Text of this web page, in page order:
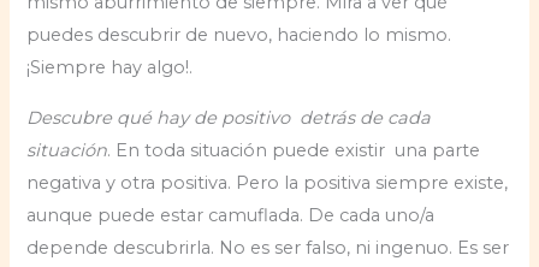
puedes descubrir de nuevo, haciendo lo mismo.
¡Siempre hay algo!.
Descubre qué hay de positivo detrás de cada
situación. En toda situación puede existir una parte
negativa y otra positiva. Pero la positiva siempre existe,
aunque puede estar camuflada. De cada uno/a
depende descubrirla. No es ser falso, ni ingenuo. Es ser